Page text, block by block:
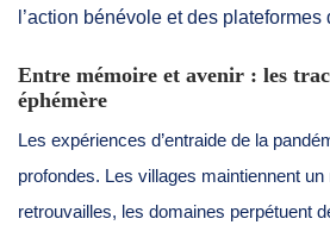
l’action bénévole et des
Entre mémoire et avenir : les
éphémère
Les expériences d’entraide de la
profondes. Les villages maintiennent
retrouvailles, les domaines perpétuent